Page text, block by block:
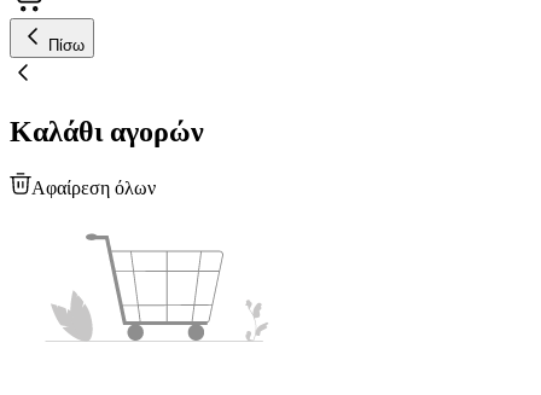
Πίσω
Καλάθι αγορών
Αφαίρεση όλων